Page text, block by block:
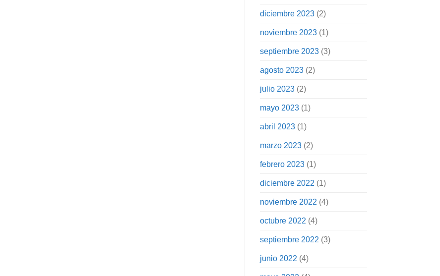
diciembre 2023(2)
noviembre 2023(1)
septiembre 2023(3)
agosto 2023(2)
julio 2023(2)
mayo 2023(1)
abril 2023(1)
marzo 2023(2)
febrero 2023(1)
diciembre 2022 (1)
noviembre 2022 (4)
octubre 2022 (4)
septiembre 2022 (3)
junio 2022 (4)